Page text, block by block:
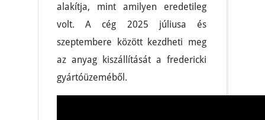
alakítja, mint amilyen eredetileg
volt. A cég 2025 júliusa és
szeptembere között kezdheti meg
az anyag kiszállítását a fredericki
gyártóüzeméből.